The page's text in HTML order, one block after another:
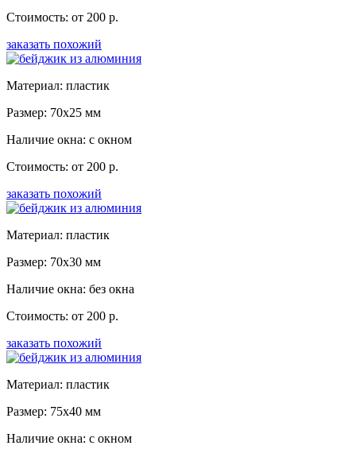
Стоимость: от 200 р.
заказать похожий
Материал: пластик
Размер: 70x25 мм
Наличие окна: с окном
Стоимость: от 200 р.
заказать похожий
Материал: пластик
Размер: 70x30 мм
Наличие окна: без окна
Стоимость: от 200 р.
заказать похожий
Материал: пластик
Размер: 75x40 мм
Наличие окна: с окном